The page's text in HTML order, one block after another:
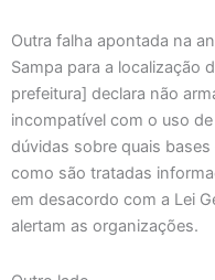
Outra falha apontada na
Sampa para a localização
prefeitura] declara não
incompatível com o uso
dúvidas sobre quais
como são tratadas
em desacordo com a Lei
alertam as organizações.